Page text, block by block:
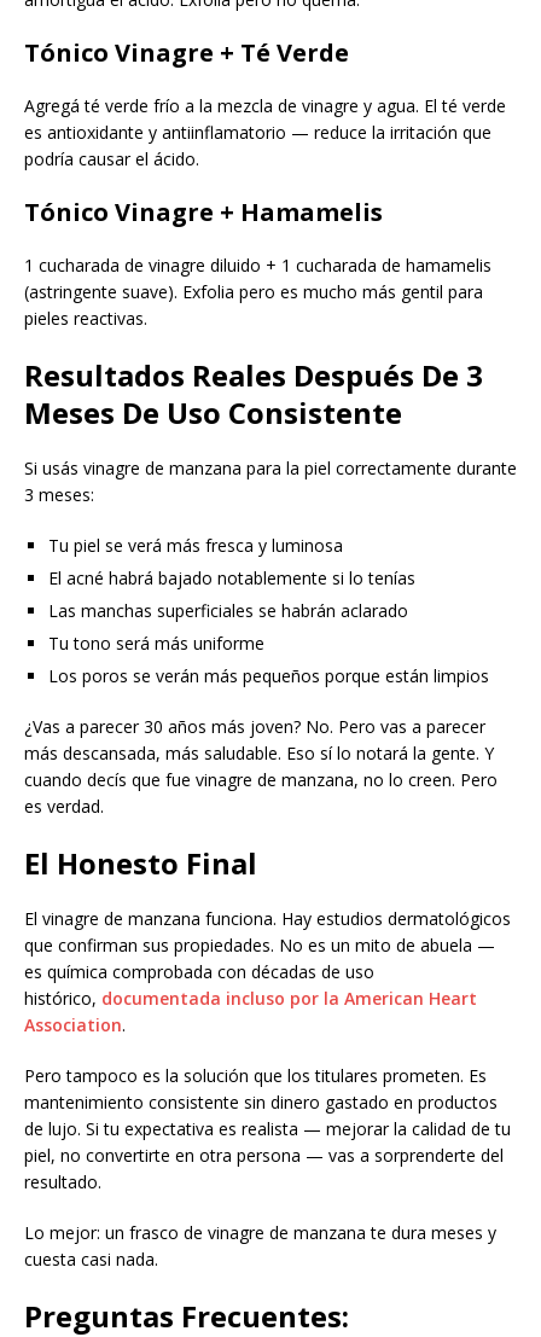
Tónico Vinagre + Té Verde
Agregá té verde frío a la mezcla de vinagre y agua. El té verde
es antioxidante y antiinflamatorio — reduce la irritación que
podría causar el ácido.
Tónico Vinagre + Hamamelis
1 cucharada de vinagre diluido + 1 cucharada de hamamelis
(astringente suave). Exfolia pero es mucho más gentil para
pieles reactivas.
Resultados Reales Después De 3
Meses De Uso Consistente
Si usás vinagre de manzana para la piel correctamente durante
3 meses:
Tu piel se verá más fresca y luminosa
El acné habrá bajado notablemente si lo tenías
Las manchas superficiales se habrán aclarado
Tu tono será más uniforme
Los poros se verán más pequeños porque están limpios
¿Vas a parecer 30 años más joven? No. Pero vas a parecer
más descansada, más saludable. Eso sí lo notará la gente. Y
cuando decís que fue vinagre de manzana, no lo creen. Pero
es verdad.
El Honesto Final
El vinagre de manzana funciona. Hay estudios dermatológicos
que confirman sus propiedades. No es un mito de abuela —
es química comprobada con décadas de uso
histórico, documentada incluso por la American Heart
Association.
Pero tampoco es la solución que los titulares prometen. Es
mantenimiento consistente sin dinero gastado en productos
de lujo. Si tu expectativa es realista — mejorar la calidad de tu
piel, no convertirte en otra persona — vas a sorprenderte del
resultado.
Lo mejor: un frasco de vinagre de manzana te dura meses y
cuesta casi nada.
Preguntas Frecuentes: